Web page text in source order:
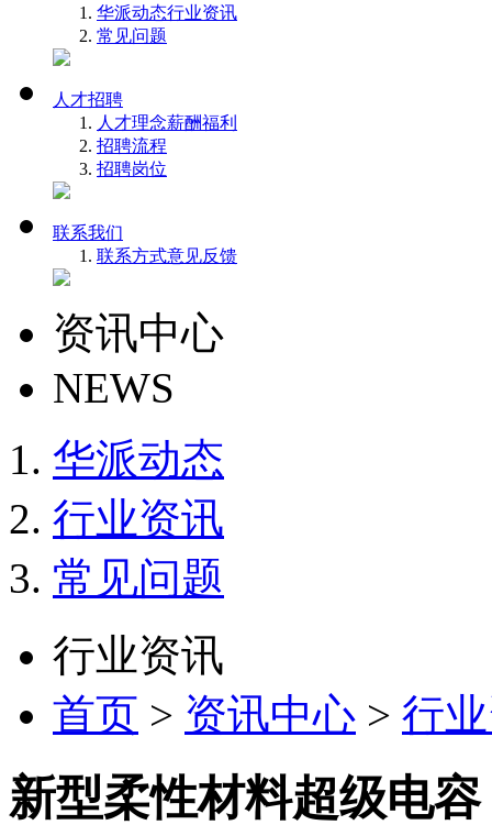
华派动态行业资讯
常见问题
人才招聘
人才理念薪酬福利
招聘流程
招聘岗位
联系我们
联系方式意见反馈
资讯中心
NEWS
华派动态
行业资讯
常见问题
行业资讯
首页 > 资讯中心 > 行
新型柔性材料超级电容